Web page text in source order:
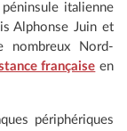
italienne
Alphonse Juin et
nombreux Nord-
française en
périphériques